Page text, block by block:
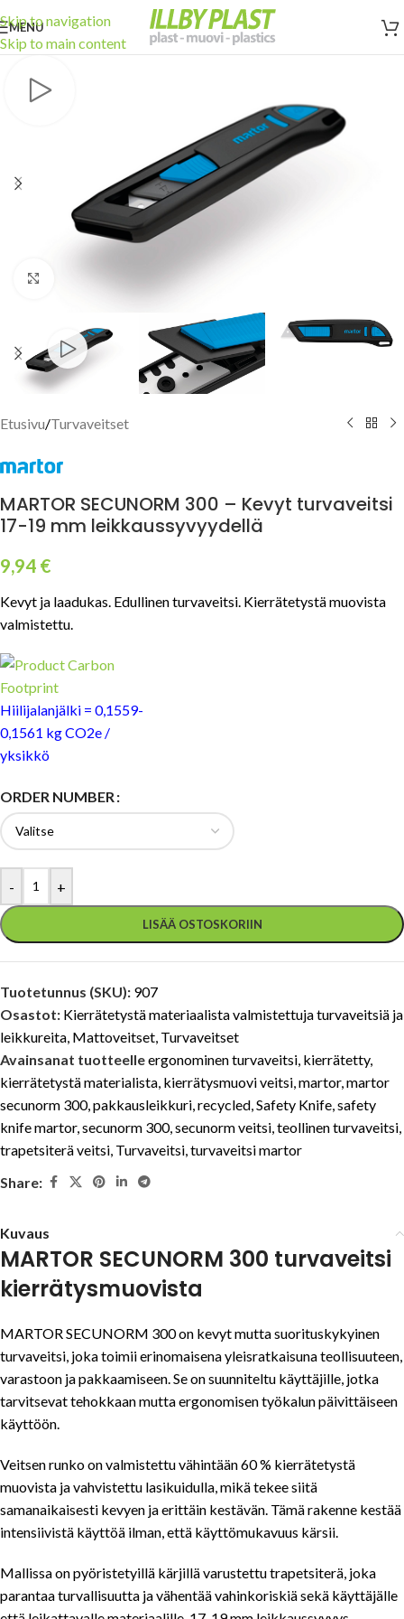
Skip to navigation
Skip to main content
MENU
Etusivu/Turvaveitset
MARTOR SECUNORM 300 – Kevyt turvaveitsi
17-19 mm leikkaussyvyydellä
9,94 €
Kevyt ja laadukas. Edullinen turvaveitsi. Kierrätetystä muovista
valmistettu.
Hiilijalanjälki = 0,1559-
0,1561 kg CO2e /
yksikkö
ORDER NUMBER
- +
LISÄÄ OSTOSKORIIN
Tuotetunnus (SKU): 907
Osastot: Kierrätetystä materiaalista valmistettuja turvaveitsiä ja
leikkureita, Mattoveitset, Turvaveitset
Avainsanat tuotteelleergonominen turvaveitsi, kierrätetty,
kierrätetystä materialista, kierrätysmuovi veitsi,martor,martor
secunorm 300,pakkausleikkuri,recycled,Safety Knife,safety
knife martor,secunorm 300,secunorm veitsi,teollinen turvaveitsi,
trapetsiterä veitsi, Turvaveitsi,turvaveitsi martor
Share:
Kuvaus
MARTOR SECUNORM 300 turvaveitsi
kierrätysmuovista
MARTORSECUNORM 300 on kevyt mutta suorituskykyinen
turvaveitsi, joka toimii erinomaisena yleisratkaisuna teollisuuteen,
varastoon ja pakkaamiseen. Se on suunniteltu käyttäjille, jotka
tarvitsevat tehokkaan mutta ergonomisen työkalun päivittäiseen
käyttöön.
Veitsen runko on valmistettu vähintään 60 % kierrätetystä
muovista ja vahvistettu lasikuidulla, mikä tekee siitä
samanaikaisesti kevyen ja erittäin kestävän. Tämä rakenne kestää
intensiivistä käyttöä ilman, että käyttömukavuus kärsii.
Mallissa on pyöristetyillä kärjillä varustettu trapetsiterä, joka
parantaa turvallisuutta ja vähentää vahinkoriskiä sekä käyttäjälle